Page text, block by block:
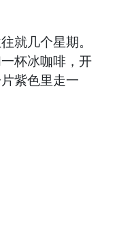
就几个星期。
杯冰咖啡，开
紫色里走一